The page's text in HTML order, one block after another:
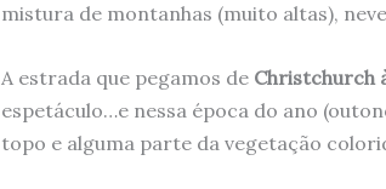
mistura de montanhas (muito altas),
A estrada que pegamos de Christchurch
espetáculo…e nessa época do ano
topo e alguma parte da vegetação